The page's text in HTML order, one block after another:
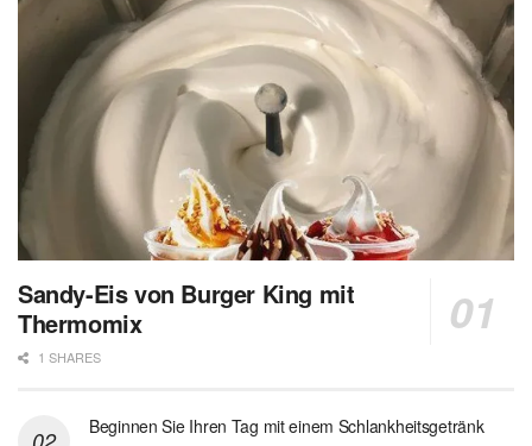
Sandy-Eis von Burger King mit
Thermomix
1 SHARES
Beginnen Sie Ihren Tag mit einem Schlankheitsgetränk